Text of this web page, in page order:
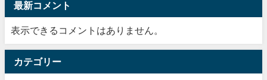
最新コメント
表示できるコメントはありません。
カテゴリー